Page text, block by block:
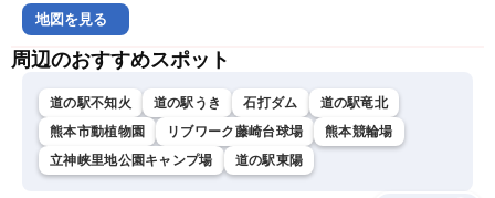
地図を見る
周辺のおすすめスポット
道の駅不知火 道の駅うき 石打ダム
道の駅竜北
熊本市動植物園
リブワーク藤崎台球場
熊本競輪場
立神峡里地公園キャンプ場
道の駅東陽